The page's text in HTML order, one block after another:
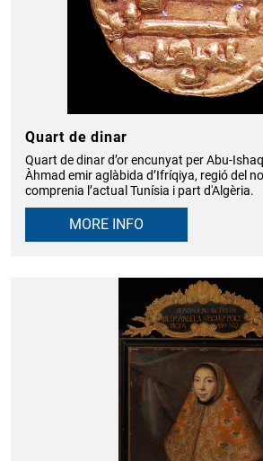
Quart de dinar
Quart de dinar d’or encunyat per Abu-
Àhmad emir aglàbida d’Ifríqiya, regió del
comprenia l’actual Tunísia i part d'Algèria.
MORE INFO